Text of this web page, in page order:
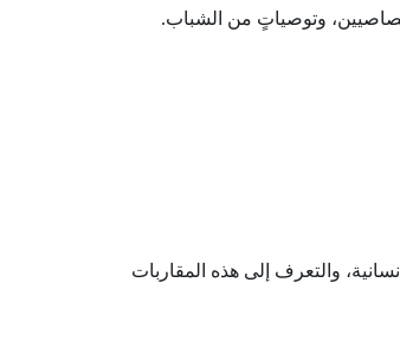
والتعرف إلى هذه المقاربات